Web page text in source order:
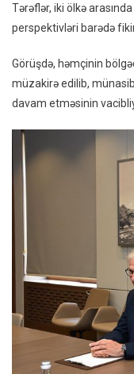
Tərəflər, iki ölkə
perspektivləri barədə
Görüşdə, həmçinin
müzakirə edilib,
davam etməsinin